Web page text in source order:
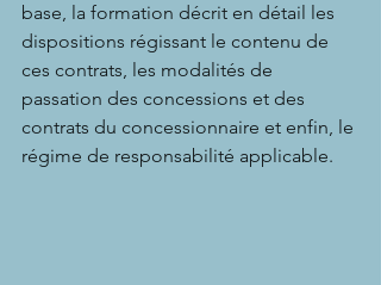
base, la formation décrit en détail les
dispositions régissant le contenu de
ces contrats, les modalités de
passation des concessions et des
contrats du concessionnaire et enfin, le
régime de responsabilité applicable.